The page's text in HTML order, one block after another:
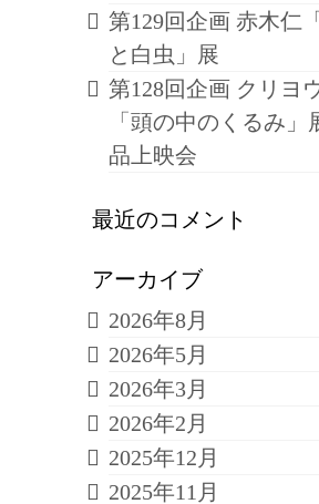
第129回企画 赤木仁
と白虫」展
第128回企画 クリヨ
「頭の中のくるみ」
品上映会
最近のコメント
アーカイブ
2026年8月
2026年5月
2026年3月
2026年2月
2025年12月
2025年11月